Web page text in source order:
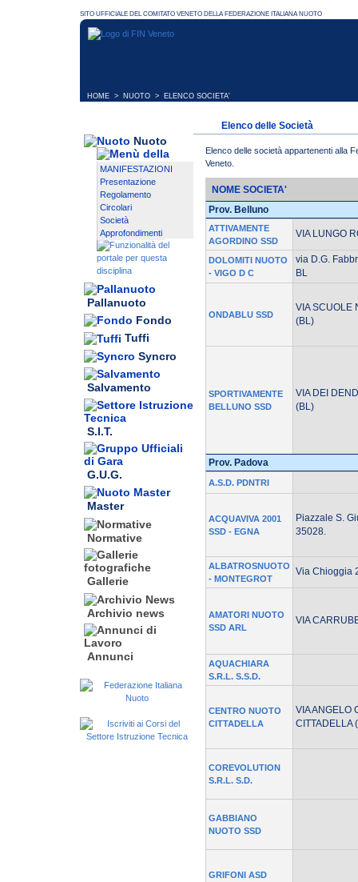
HOME > NUOTO > ELENCO SOCIETA'
Nuoto
MANIFESTAZIONI
Presentazione
Regolamento
Circolari
Società
Approfondimenti
Pallanuoto
Fondo
Tuffi
Syncro
Salvamento
S.I.T.
G.U.G.
Master
Normative
Gallerie
Archivio news
Annunci
Elenco delle Società
Elenco delle società appartenenti alla
Veneto.
NOME SOCIETA'
Prov. Belluno
ATTIVAMENTE
AGORDINO SSD
VIA LUNGO
DOLOMITI NUOTO
- VIGO D C
via D.G.
BL
ONDABLU SSD
VIA SCUOLE
(BL)
SPORTIVAMENTE
BELLUNO SSD
VIA DEI
(BL)
Prov. Padova
A.S.D. PDNTRI
ACQUAVIVA 2001
SSD - EGNA
Piazzale S.
35028.
ALBATROSNUOTO
- MONTEGROT
Via Chioggia
AMATORI NUOTO
SSD ARL
VIA
AQUACHIARA
S.R.L. S.S.D.
CENTRO NUOTO
CITTADELLA
VIA ANGELO
CITTADELLA
COREVOLUTION
S.R.L. S.D.
GABBIANO
NUOTO SSD
GRIFONI ASD